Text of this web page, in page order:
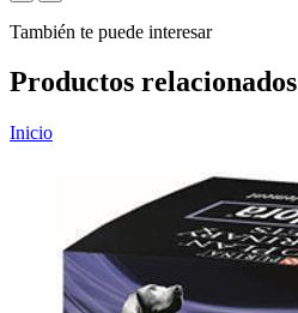
También te puede interesar
Productos relacionados
Inicio